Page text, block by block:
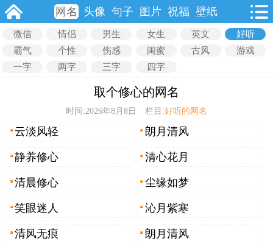
网名 头像 句子 图片 祝福 壁纸
微信 情侣 男生 女生 英文
好听
霸气
个性 伤感 闺蜜 古风
游戏
一字
两字 三字 四字
取个修心的网名
时间:2026年8月8日 栏目:好听的网名
云淡风轻 朗月清风
静养修心 清心花月
清晨修心 尘缘如梦
笑眼迷人 沁月紫寒
清风无痕 朗月清风